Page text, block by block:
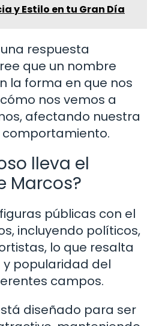
y Estilo en tu Gran Día
respuesta
que un nombre
la forma en que nos
nos vemos a
afectando nuestra
lleva el
Marcos?
públicas con el
incluyendo políticos,
lo que resalta
popularidad del
campos.
diseñado para ser